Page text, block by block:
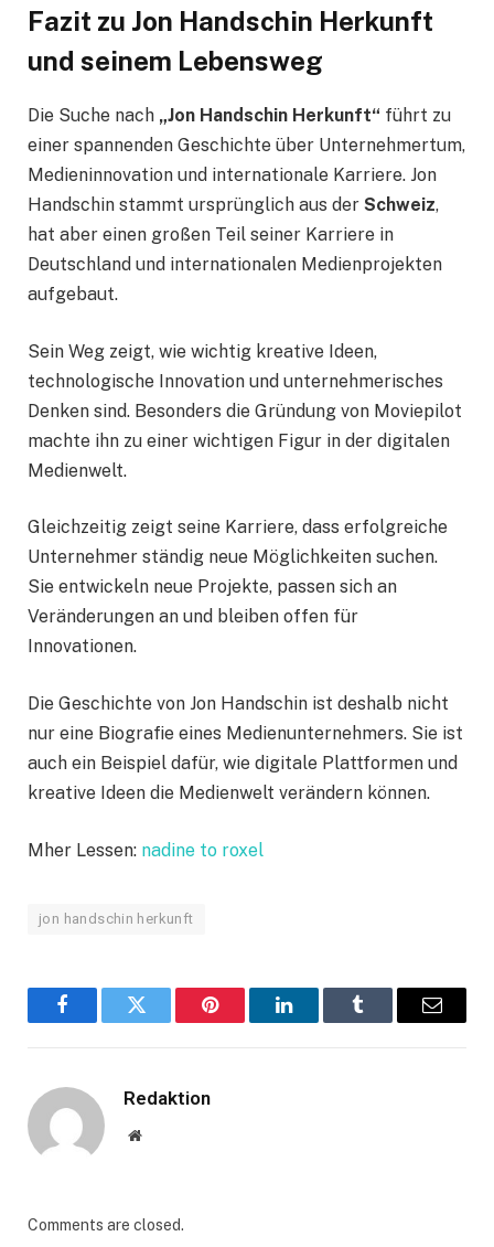
Fazit zu Jon Handschin Herkunft
und seinem Lebensweg
Die Suche nach „Jon Handschin Herkunft“ führt zu
einer spannenden Geschichte über Unternehmertum,
Medieninnovation und internationale Karriere. Jon
Handschin stammt ursprünglich aus der Schweiz,
hat aber einen großen Teil seiner Karriere in
Deutschland und internationalen Medienprojekten
aufgebaut.
Sein Weg zeigt, wie wichtig kreative Ideen,
technologische Innovation und unternehmerisches
Denken sind. Besonders die Gründung von Moviepilot
machte ihn zu einer wichtigen Figur in der digitalen
Medienwelt.
Gleichzeitig zeigt seine Karriere, dass erfolgreiche
Unternehmer ständig neue Möglichkeiten suchen.
Sie entwickeln neue Projekte, passen sich an
Veränderungen an und bleiben offen für
Innovationen.
Die Geschichte von Jon Handschin ist deshalb nicht
nur eine Biografie eines Medienunternehmers. Sie ist
auch ein Beispiel dafür, wie digitale Plattformen und
kreative Ideen die Medienwelt verändern können.
Mher Lessen: nadine to roxel
jon handschin herkunft
FacebookTwitter Pinterest LinkedInTumblr Email
Redaktion
Website
Comments are closed.